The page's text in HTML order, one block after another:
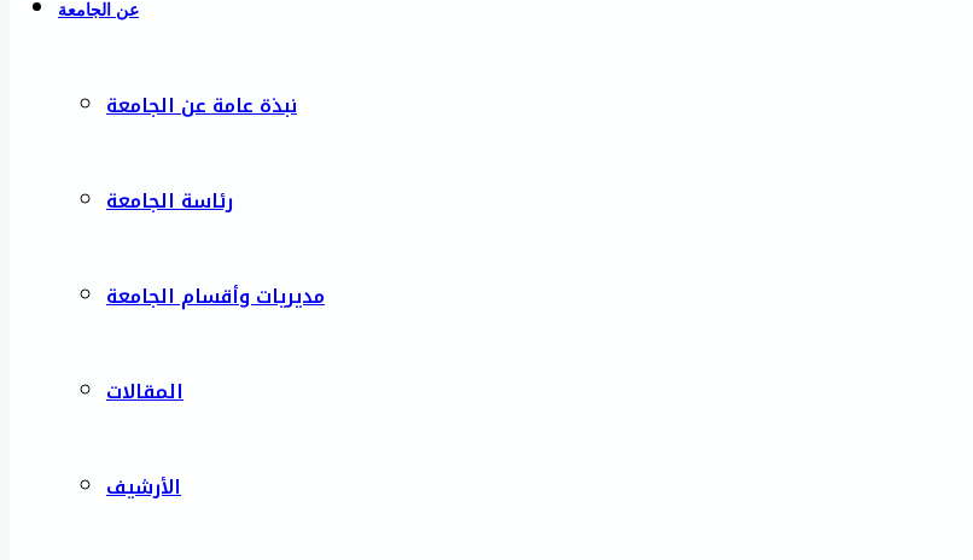
عن الجامعة
نبذة عامة عن الجامعة
رئاسة الجامعة
مديريات وأقسام الجامعة
المقالات
الأرشيف